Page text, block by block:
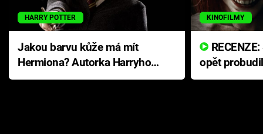
HARRY POTTER
Jakou barvu kůže má mít
Hermiona? Autorka Harryho
Pottera přišla s ráznou
KINOFILMY
opět
přichází s